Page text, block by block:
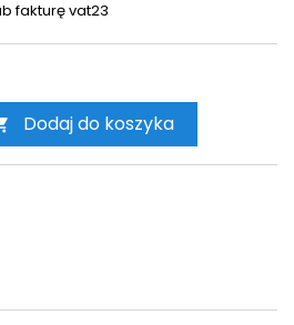
fakturę vat23
Dodaj do koszyka